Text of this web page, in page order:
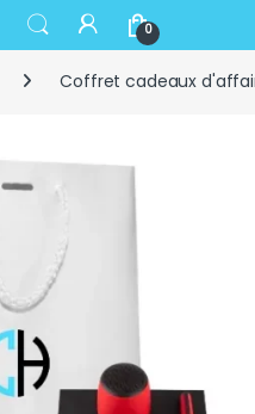
0
Coffret cadeaux